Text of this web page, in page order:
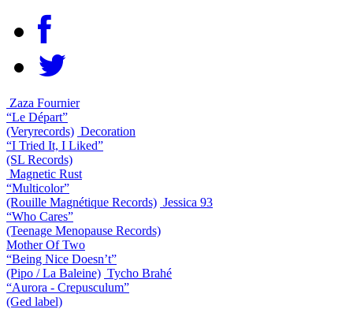
Zaza Fournier
“Le Départ”
(Veryrecords) Decoration
“I Tried It, I Liked”
(SL Records)
Magnetic Rust
“Multicolor”
(Rouille Magnétique Records) Jessica 93
“Who Cares”
(Teenage Menopause Records)
Mother Of Two
“Being Nice Doesn’t”
(Pipo / La Baleine) Tycho Brahé
“Aurora - Crepusculum”
(Ged label)